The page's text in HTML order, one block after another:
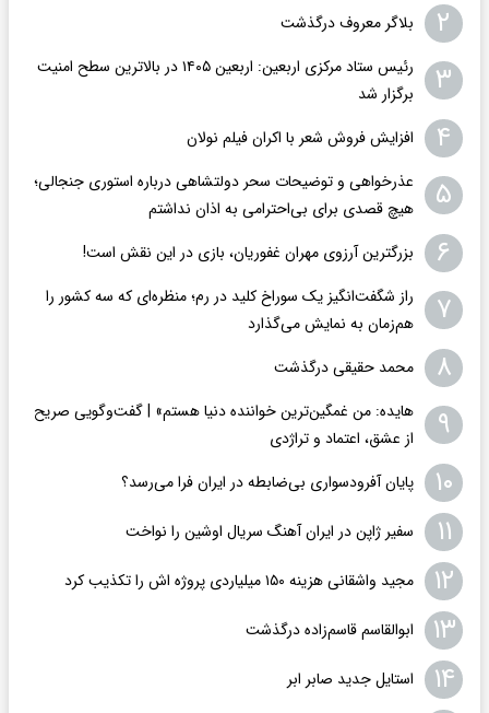
۲ بلاگر معروف درگذشت
۳
رئیس ستاد مرکزی اربعین: اربعین ۱۴۰۵ در بالاترین سطح امنیت
برگزار شد
۴ افزایش فروش شعر با اکران فیلم نولان
۵
عذرخواهی و توضیحات سحر دولتشاهی درباره استوری جنجالی؛
هیچ قصدی برای بی‌احترامی به اذان نداشتم
۶ بزرگترین آرزوی مهران غفوریان، بازی در این نقش است!
۷
راز شگفت‌انگیز یک سوراخ کلید در رم؛ منظره‌ای که سه کشور را
هم‌زمان به نمایش می‌گذارد
۸ محمد حقیقی درگذشت
۹
هایده: من غمگین‌ترین خواننده دنیا هستم» | گفت‌وگویی صریح
از عشق، اعتماد و تراژدی
۱۰ پایان آفرودسواری بی‌ضابطه در ایران فرا می‌رسد؟
۱۱ سفیر ژاپن در ایران آهنگ سریال اوشین را نواخت
۱۲ مجید واشقانی هزینه ۱۵۰ میلیاردی پروژه اش را تکذیب کرد
۱۳ ابوالقاسم قاسم‌زاده درگذشت
۱۴ استایل جدید صابر ابر